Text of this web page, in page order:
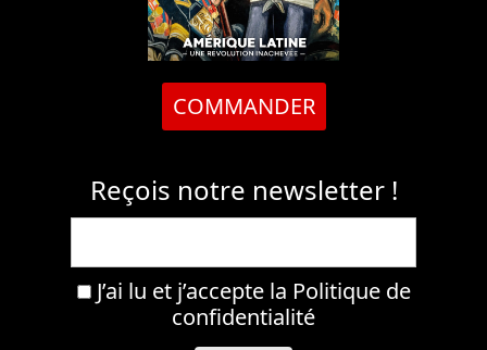
COMMANDER
Reçois notre newsletter !
J’ai lu et j’accepte la Politique de
confidentialité